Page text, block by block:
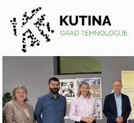
Kutina